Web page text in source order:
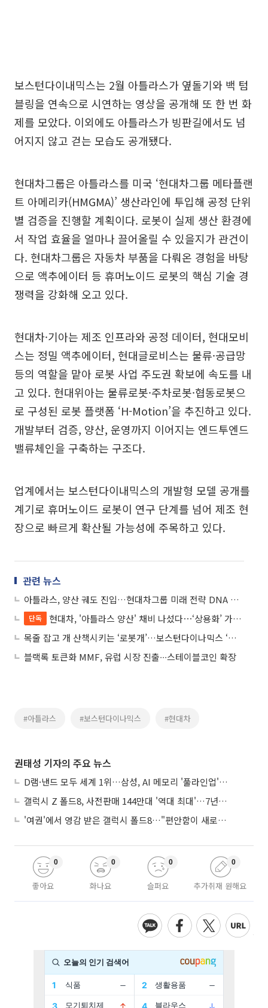
보스턴다이내믹스는 2월 아틀라스가 옆돌기와 백 텀
블링을 연속으로 시연하는 영상을 공개해 또 한 번 화
제를 모았다. 이외에도 아틀라스가 빙판길에서도 넘
어지지 않고 걷는 모습도 공개됐다.
현대차그룹은 아틀라스를 미국 ‘현대차그룹 메타플랜
트 아메리카(HMGMA)’ 생산라인에 투입해 공정 단위
별 검증을 진행할 계획이다. 로봇이 실제 생산 환경에
서 작업 효율을 얼마나 끌어올릴 수 있을지가 관건이
다. 현대차그룹은 자동차 부품을 다뤄온 경험을 바탕
으로 액추에이터 등 휴머노이드 로봇의 핵심 기술 경
쟁력을 강화해 오고 있다.
현대차·기아는 제조 인프라와 공정 데이터, 현대모비
스는 정밀 액추에이터, 현대글로비스는 물류·공급망
등의 역할을 맡아 로봇 사업 주도권 확보에 속도를 내
고 있다. 현대위아는 물류로봇·주차로봇·협동로봇으
로 구성된 로봇 플랫폼 ‘H-Motion’을 추진하고 있다.
개발부터 검증, 양산, 운영까지 이어지는 엔드투엔드
밸류체인을 구축하는 구조다.
업계에서는 보스턴다이내믹스의 개발형 모델 공개를
계기로 휴머노이드 로봇이 연구 단계를 넘어 제조 현
장으로 빠르게 확산될 가능성에 주목하고 있다.
관련 뉴스
아틀라스, 양산 궤도 진입…현대차그룹 미래 전략 DNA 재설계
단독
현대차, '아틀라스 양산' 채비 나섰다⋯‘상용화’ 가속페달
목줄 잡고 개 산책시키는 ‘로봇개’…보스턴다이나믹스 ‘스팟’, 제미나이 탑재
블랙록 토큰화 MMF, 유럽 시장 진출∙∙∙스테이블코인 확장
#아틀라스 #보스턴다이나믹스 #현대차
권태성 기자의 주요 뉴스
D램·낸드 모두 세계 1위…삼성, AI 메모리 '풀라인업'으로 승부
갤럭시 Z 폴드8, 사전판매 144만대 '역대 최대'…7년만에 갤노트10 기록 넘어
'여권'에서 영감 받은 갤럭시 폴드8…"편안함이 새로운 디자인 경쟁력"
좋아요
0
화나요
0
슬퍼요
0
추가취재 원해요
0